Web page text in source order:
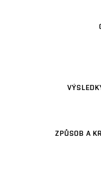
ZPŮSOB A